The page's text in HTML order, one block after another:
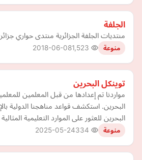
الجلفة
منتديات الجلفة الجزائرية منتدى حواري
منوعة 2018-06-08
توينكل البحرين
مواردنا تم إعدادها من قبل المعلمين
البحرين. استكشف قواعد مناهجنا الدولية
البحرين للعثور على الموارد التعليمية
منوعة 2025-05-24